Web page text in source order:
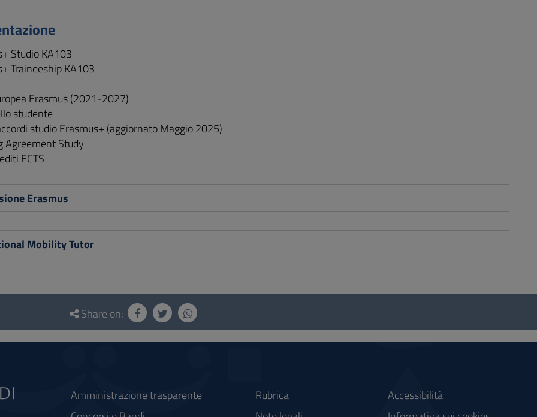
Studio KA103
Traineeship KA103
Erasmus (2021-2027)
studente
studio Erasmus+ (aggiornato Maggio 2025)
Agreement Study
ECTS
Erasmus
Mobility Tutor
Share on:
Amministrazione trasparente
Rubrica
Accessibilità